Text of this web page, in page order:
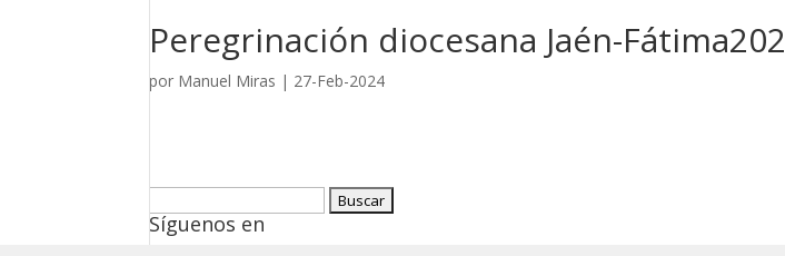
Peregrinación diocesana Jaén-
por Manuel Miras | 27-Feb-2024
Síguenos en